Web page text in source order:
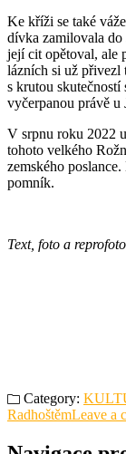
Ke kříži se také
dívka zamilovala do
její cit opětoval, ale
lázních si už přivezl
s krutou skutečností
vyčerpanou právě u
V srpnu roku 2022
tohoto velkého
zemského
pomník.
Text, foto a
Category:
RadhoštěmLeave a